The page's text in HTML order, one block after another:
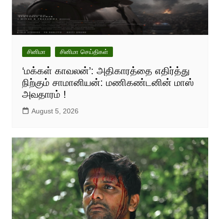
சினிமா சினிமா செய்திகள்
‘மக்கள் காவலன்’: அதிகாரத்தை எதிர்த்து
நிற்கும் சாமானியன்: மணிகண்டனின் மாஸ்
அவதாரம் !
August 5, 2026